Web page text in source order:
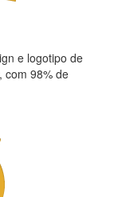
e logotipo de
com 98% de